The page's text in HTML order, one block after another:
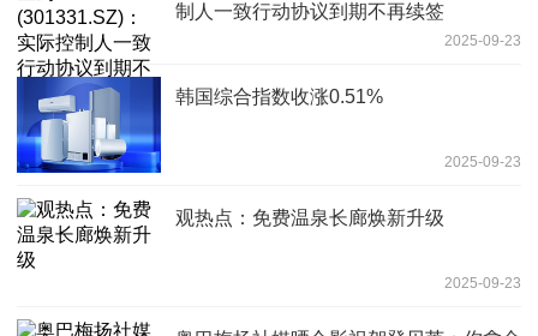
制人一致行动协议到期不再续签
2025-09-23
韩国综合指数收涨0.51%
2025-09-23
观热点：免费温泉长廊焕新升级
2025-09-23